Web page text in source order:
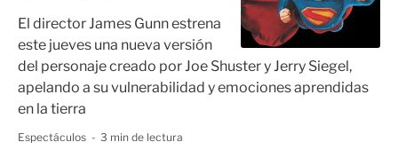
El director James Gunn estrena
este jueves una nueva versión
del personaje creado por Joe Shuster y Jerry Siegel,
apelando a su vulnerabilidad y emociones aprendidas
en la tierra
Espectáculos 3 min de lectura